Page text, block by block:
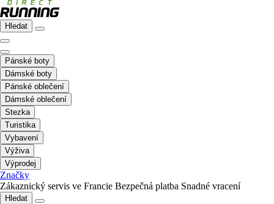
Hledat
Pánské boty
Dámské boty
Pánské oblečení
Dámské oblečení
Stezka
Turistika
Vybavení
Výživa
Výprodej
Značky
Zákaznický servis ve Francie Bezpečná platba Snadné vracení
Hledat